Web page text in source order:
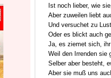
Ist noch lieber, wie
Aber zuweilen liebt
Und versuchet zu
Oder es blickt auch
Ja, es ziemet sich,
Weil den Irrenden sie
Selber aber besteht,
Aber sie muß uns